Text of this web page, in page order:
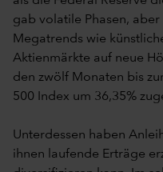
gab volatile Phasen,
Megatrends wie
Aktienmärkte auf neue
den zwölf Monaten bis
500 Index um 36,35%
Unterdessen haben
ihnen laufende Erträge